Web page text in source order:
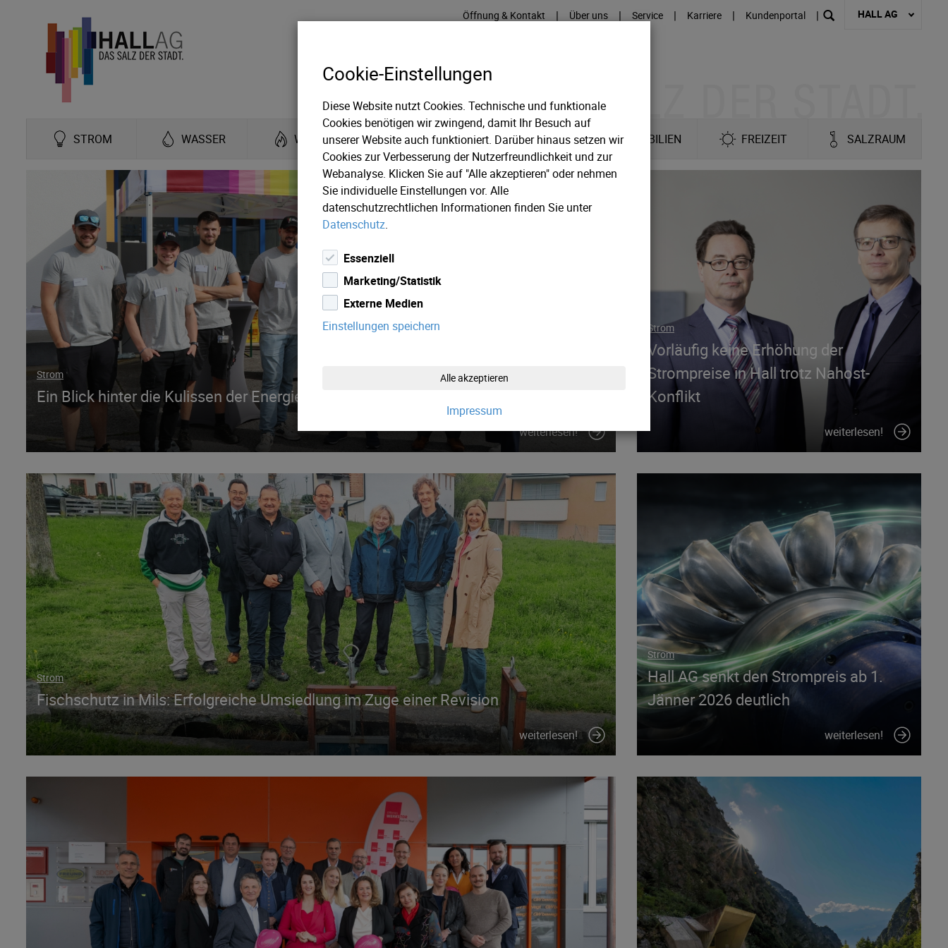
Öffnung & Kontakt | Über uns | Service | Karriere | Kundenportal | HALL AG
STROM WASSER WÄRME KÄLTE IT IMMOBILIEN FREIZEIT SALZRAUM
Strom
Ein Blick hinter die Kulissen der Energieversorgung der Region Hall i. T.
weiterlesen!
Strom
Fischschutz in Mils: Erfolgreiche Umsiedlung im Zuge einer Revision
weiterlesen!
Strom
Vorläufig keine Erhöhung der
Strompreise in Hall trotz Nahost-
Konflikt
weiterlesen!
Strom
Hall AG senkt den Strompreis ab 1.
Jänner 2026 deutlich
weiterlesen!
Cookie-Einstellungen
Diese Website nutzt Cookies. Technische und funktionale
Cookies benötigen wir zwingend, damit Ihr Besuch auf
unserer Website auch funktioniert. Darüber hinaus setzen wir
Cookies zur Verbesserung der Nutzerfreundlichkeit und zur
Webanalyse. Klicken Sie auf "Alle akzeptieren" oder nehmen
Sie individuelle Einstellungen vor. Alle
datenschutzrechtlichen Informationen finden Sie unter
Datenschutz.
Essenziell
Marketing/Statistik
Externe Medien
Einstellungen speichern
Alle akzeptieren
Impressum